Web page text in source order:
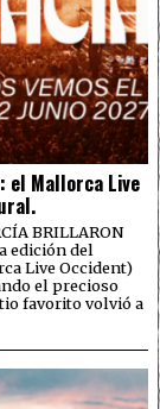
el Mallorca Live
BRILLARON
edición del
Live Occident)
el precioso
favorito volvió a